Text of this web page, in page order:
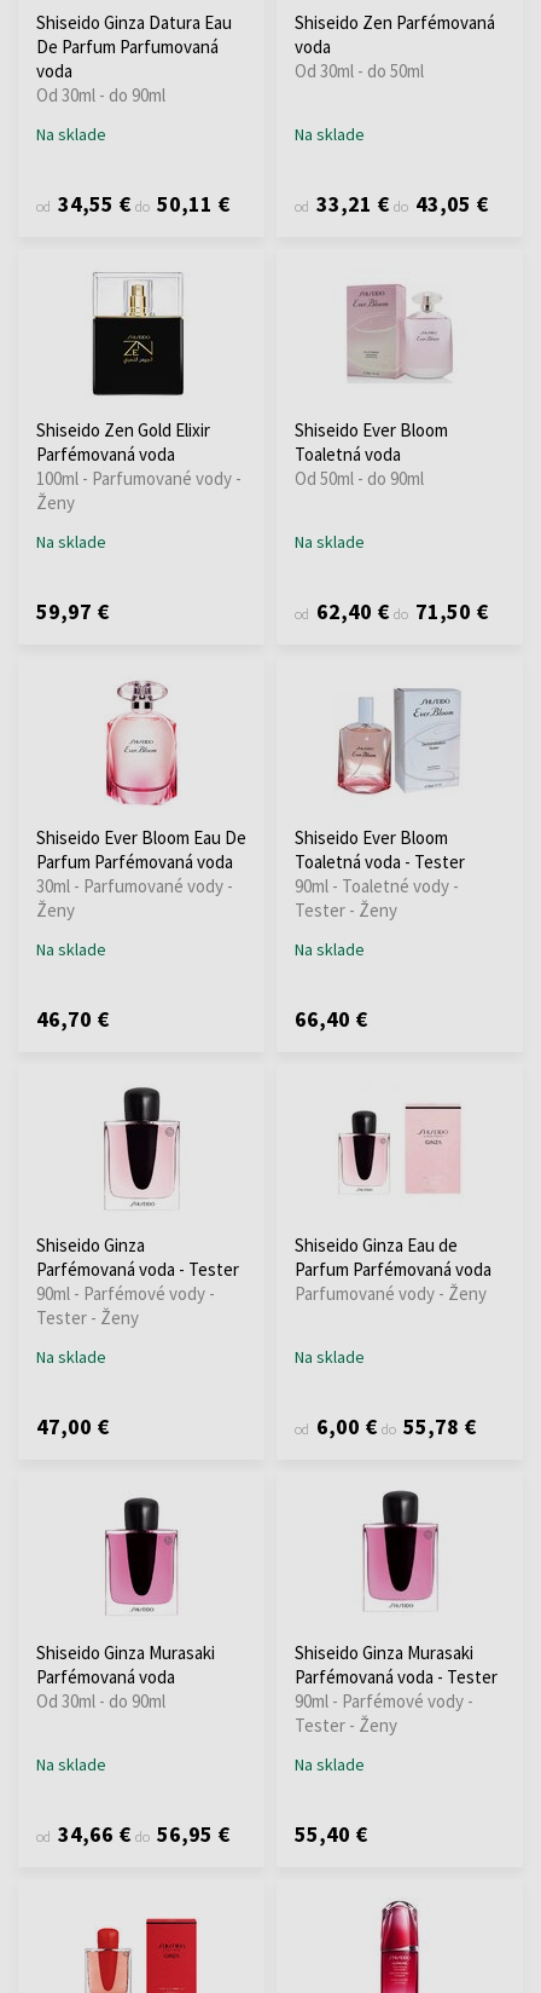
Shiseido Ginza Datura Eau
De Parfum Parfumovaná
voda
Od 30ml - do 90ml
Na sklade
od 34,55 € do 50,11 €
Shiseido Zen Parfémovaná
voda
Od 30ml - do 50ml
Na sklade
od 33,21 € do 43,05 €
Shiseido Zen Gold Elixir
Parfémovaná voda
100ml - Parfumované vody -
Ženy
Na sklade
59,97 €
Shiseido Ever Bloom
Toaletná voda
Od 50ml - do 90ml
Na sklade
od 62,40 € do 71,50 €
Shiseido Ever Bloom Eau De
Parfum Parfémovaná voda
30ml - Parfumované vody -
Ženy
Na sklade
46,70 €
Shiseido Ever Bloom
Toaletná voda - Tester
90ml - Toaletné vody -
Tester - Ženy
Na sklade
66,40 €
Shiseido Ginza
Parfémovaná voda - Tester
90ml - Parfémové vody -
Tester - Ženy
Na sklade
47,00 €
Shiseido Ginza Eau de
Parfum Parfémovaná voda
Parfumované vody - Ženy
Na sklade
od 6,00 € do 55,78 €
Shiseido Ginza Murasaki
Parfémovaná voda
Od 30ml - do 90ml
Na sklade
od 34,66 € do 56,95 €
Shiseido Ginza Murasaki
Parfémovaná voda - Tester
90ml - Parfémové vody -
Tester - Ženy
Na sklade
55,40 €